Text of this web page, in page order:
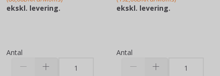
ekskl. levering.
Antal
ekskl. levering.
Antal